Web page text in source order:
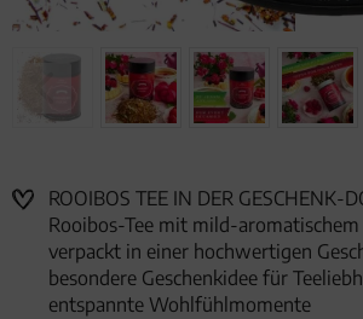
ROOIBOS TEE IN DER GESCHENK-
Rooibos-Tee mit mild-aromatischem
verpackt in einer hochwertigen
besondere Geschenkidee für
entspannte Wohlfühlmomente